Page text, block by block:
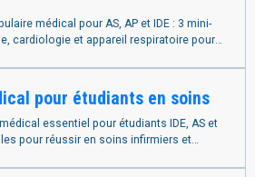
médical pour AS, AP et IDE : 3 mini-
cardiologie et appareil respiratoire pour
pour étudiants en soins
essentiel pour étudiants IDE, AS et
pour réussir en soins infirmiers et